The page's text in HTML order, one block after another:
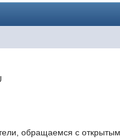
обращаемся с